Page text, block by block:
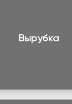
Вырубка